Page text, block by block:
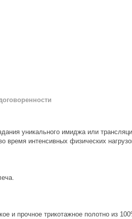
уникального имиджа или
время интенсивных физических
и прочное трикотажное полотно из